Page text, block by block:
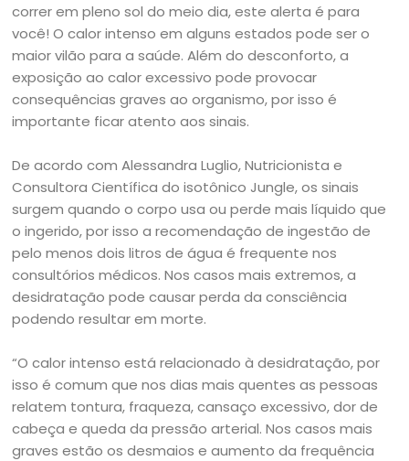
correr em pleno sol do meio dia, este alerta é para
você! O calor intenso em alguns estados pode ser o
maior vilão para a saúde. Além do desconforto, a
exposição ao calor excessivo pode provocar
consequências graves ao organismo, por isso é
importante ficar atento aos sinais.
De acordo com Alessandra Luglio, Nutricionista e
Consultora Científica do isotônico Jungle, os sinais
surgem quando o corpo usa ou perde mais líquido que
o ingerido, por isso a recomendação de ingestão de
pelo menos dois litros de água é frequente nos
consultórios médicos. Nos casos mais extremos, a
desidratação pode causar perda da consciência
podendo resultar em morte.
“O calor intenso está relacionado à desidratação, por
isso é comum que nos dias mais quentes as pessoas
relatem tontura, fraqueza, cansaço excessivo, dor de
cabeça e queda da pressão arterial. Nos casos mais
graves estão os desmaios e aumento da frequência